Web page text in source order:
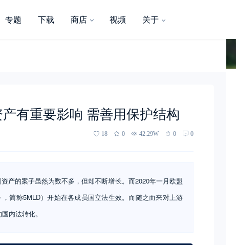
专题 下载 商店 视频 关于
有重要影响 需善用保护结构
18 0 42.29W 0 0
产的案子虽然为数不多，但却不断增长。而2020年一月欧盟
简称5MLD）开始在各成员国立法生效。而随之而来对上游
内法转化。